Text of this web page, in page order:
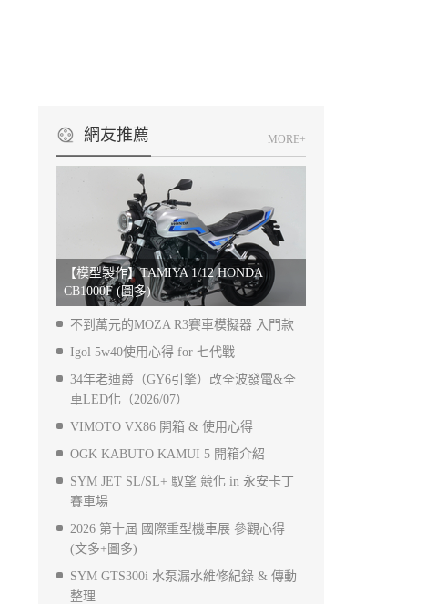
網友推薦 MORE+
【模型製作】TAMIYA 1/12 HONDA
CB1000F (圖多)
不到萬元的MOZA R3賽車模擬器 入門款
Igol 5w40使用心得 for 七代戰
34年老迪爵（GY6引擎）改全波發電&全
車LED化（2026/07）
VIMOTO VX86 開箱 & 使用心得
OGK KABUTO KAMUI 5 開箱介紹
SYM JET SL/SL+ 馭望 競化 in 永安卡丁
賽車場
2026 第十屆 國際重型機車展 參觀心得
(文多+圖多)
SYM GTS300i 水泵漏水維修紀錄 & 傳動
整理